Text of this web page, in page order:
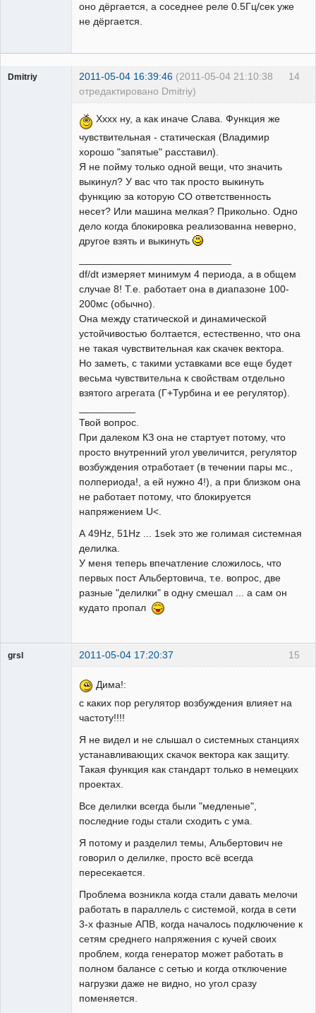
оно дёргается, а соседнее реле 0.5Гц/сек уже
не дёргается.
14
Dmitriy 2011-05-04 16:39:46 (2011-05-04 21:10:38
отредактировано Dmitriy)
Хххх ну, а как иначе Слава. Функция же
чувствительная - статическая (Владимир
хорошо "запятые" расставил).
Я не пойму только одной вещи, что значить
выкинул? У вас что так просто выкинуть
функцию за которую СО ответственность
несет? Или машина мелкая? Прикольно. Одно
дело когда блокировка реализованна неверно,
другое взять и выкинуть
df/dt измеряет минимум 4 периода, а в общем
случае 8! Т.е. работает она в диапазоне 100-
200мс (обычно).
Она между статической и динамической
устойчивостью болтается, естественно, что она
не такая чувствительная как скачек вектора.
Но заметь, с такими уставками все еще будет
весьма чувствительна к свойствам отдельно
взятого агрегата (Г+Турбина и ее регулятор).
Твой вопрос.
При далеком КЗ она не стартует потому, что
просто внутренний угол увеличится, регулятор
возбуждения отработает (в течении пары мс.,
полпериода!, а ей нужно 4!), а при близком она
не работает потому, что блокируется
напряжением U<.
А 49Hz, 51Hz ... 1sek это же голимая системная
делилка.
У меня теперь впечатление сложилось, что
первых пост Альбертовича, т.е. вопрос, две
разные "делилки" в одну смешал ... а сам он
кудато пропал
15
grsl 2011-05-04 17:20:37
Дима!:
с каких пор регулятор возбуждения влияет на
частоту!!!!
Я не видел и не слышал о системных станциях
устанавливающих скачок вектора как защиту.
Такая функция как стандарт только в немецких
проектах.
Все делилки всегда были "медленые",
последние годы стали сходить с ума.
Я потому и разделил темы, Альбертович не
говорил о делилке, просто всё всегда
пересекается.
Проблема возникла когда стали давать мелочи
работать в параллель с системой, когда в сети
3-х фазные АПВ, когда началось подключение к
сетям среднего напряжения с кучей своих
проблем, когда генератор может работать в
полном балансе с сетью и когда отключение
нагрузки даже не видно, но угол сразу
поменяется.